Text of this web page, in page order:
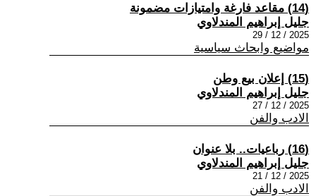
(14) مقاعد فارغة وامتيازات مضمونة
جليل إبراهيم المندلاوي
2025 / 12 / 29
مواضيع وابحاث سياسية
(15) إعلان بيع وطن
جليل إبراهيم المندلاوي
2025 / 12 / 27
الادب والفن
(16) رباعيات.. بلا عنوان
جليل إبراهيم المندلاوي
2025 / 12 / 21
الادب والفن